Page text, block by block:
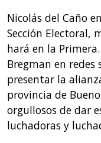
Nicolás del Caño
Sección Electoral,
hará en la
Bregman en redes
presentar la
provincia de
orgullosos de dar
luchadoras y